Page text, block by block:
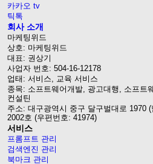
카카오 tv
틱톡
회사 소개
마케팅위드
상호: 마케팅위드
대표: 권상기
사업자 번호: 504-16-12178
업태: 서비스, 교육 서비스
종목: 소프트웨어개발, 광고대행, 소프트
컨설틴
주소: 대구광역시 중구 달구벌대로 1970
2002호 (우편번호: 41974)
서비스
프롬프트 관리
검색엔진 관리
북마크 관리